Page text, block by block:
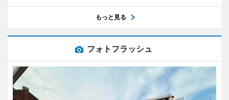
もっと見る
フォトフラッシュ